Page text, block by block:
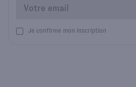
Je confirme mon inscription